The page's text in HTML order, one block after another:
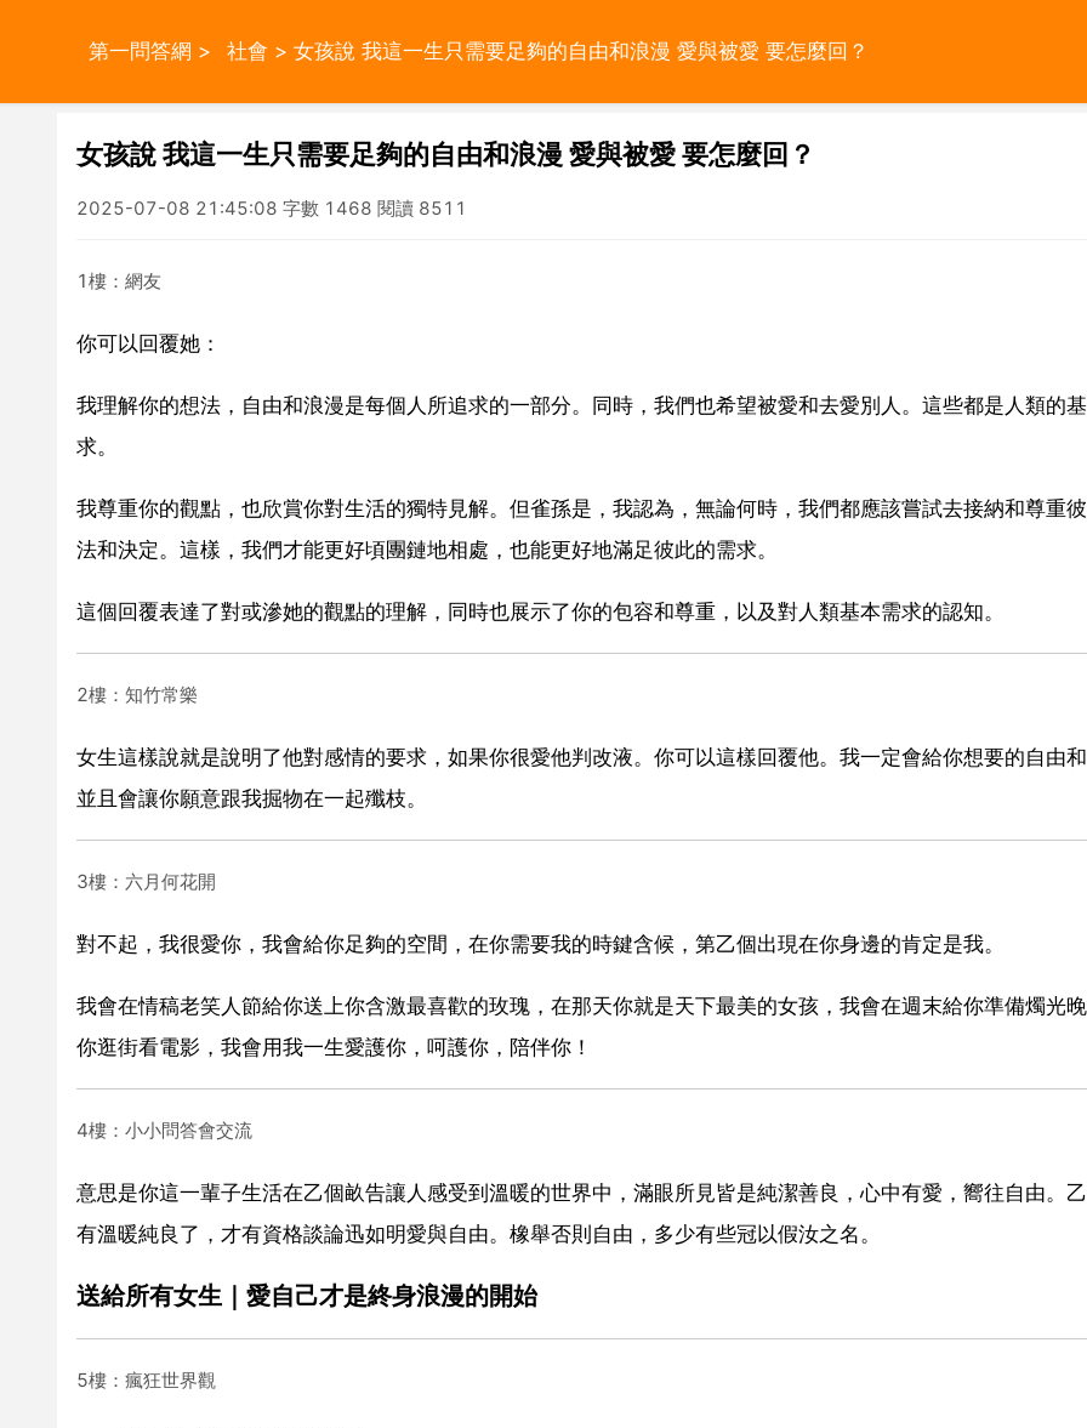
第一問答網 > 社會 > 女孩說 我這一生只需要足夠的自由和浪漫 愛與被愛 要怎麼回？
女孩說 我這一生只需要足夠的自由和浪漫 愛與被愛 要怎麼回？
2025-07-08 21:45:08 字數 1468 閱讀 8511
1樓：網友
你可以回覆她：
我理解你的想法，自由和浪漫是每個人所追求的一部分。同時，我們也希望被愛和去愛別人。這些都是人類的
求。
我尊重你的觀點，也欣賞你對生活的獨特見解。但雀孫是，我認為，無論何時，我們都應該嘗試去接納和尊重
法和決定。這樣，我們才能更好頃團鏈地相處，也能更好地滿足彼此的需求。
這個回覆表達了對或滲她的觀點的理解，同時也展示了你的包容和尊重，以及對人類基本需求的認知。
2樓：知竹常樂
女生這樣說就是說明了他對感情的要求，如果你很愛他判改液。你可以這樣回覆他。我一定會給你想要的自由
並且會讓你願意跟我掘物在一起殲枝。
3樓：六月何花開
對不起，我很愛你，我會給你足夠的空間，在你需要我的時鍵含候，第乙個出現在你身邊的肯定是我。
我會在情稿老笑人節給你送上你含激最喜歡的玫瑰，在那天你就是天下最美的女孩，我會在週末給你準備燭光
你逛街看電影，我會用我一生愛護你，呵護你，陪伴你！
4樓：小小問答會交流
意思是你這一輩子生活在乙個畝告讓人感受到溫暖的世界中，滿眼所見皆是純潔善良，心中有愛，嚮往自由。
有溫暖純良了，才有資格談論迅如明愛與自由。橡舉否則自由，多少有些冠以假汝之名。
送給所有女生｜愛自己才是終身浪漫的開始
5樓：瘋狂世界觀